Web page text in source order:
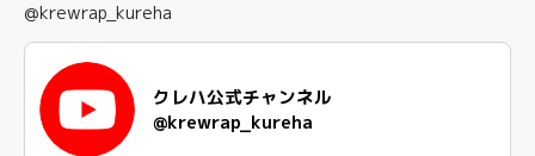
@krewrap_kureha
クレハ公式チャンネル
@krewrap_kureha